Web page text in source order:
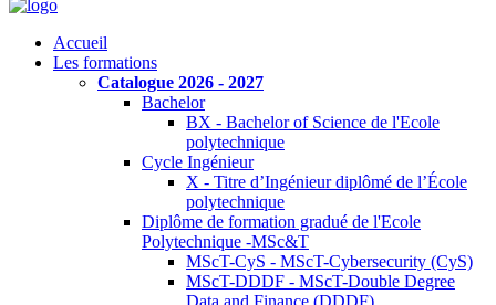
Accueil
Les formations
Catalogue 2026 - 2027
Bachelor
BX - Bachelor of Science de l'Ecole
polytechnique
Cycle Ingénieur
X - Titre d’Ingénieur diplômé de l’École
polytechnique
Diplôme de formation gradué de l'Ecole
Polytechnique -MSc&T
MScT-CyS - MScT-Cybersecurity (CyS)
MScT-DDDF - MScT-Double Degree
Data and Finance (DDDF)